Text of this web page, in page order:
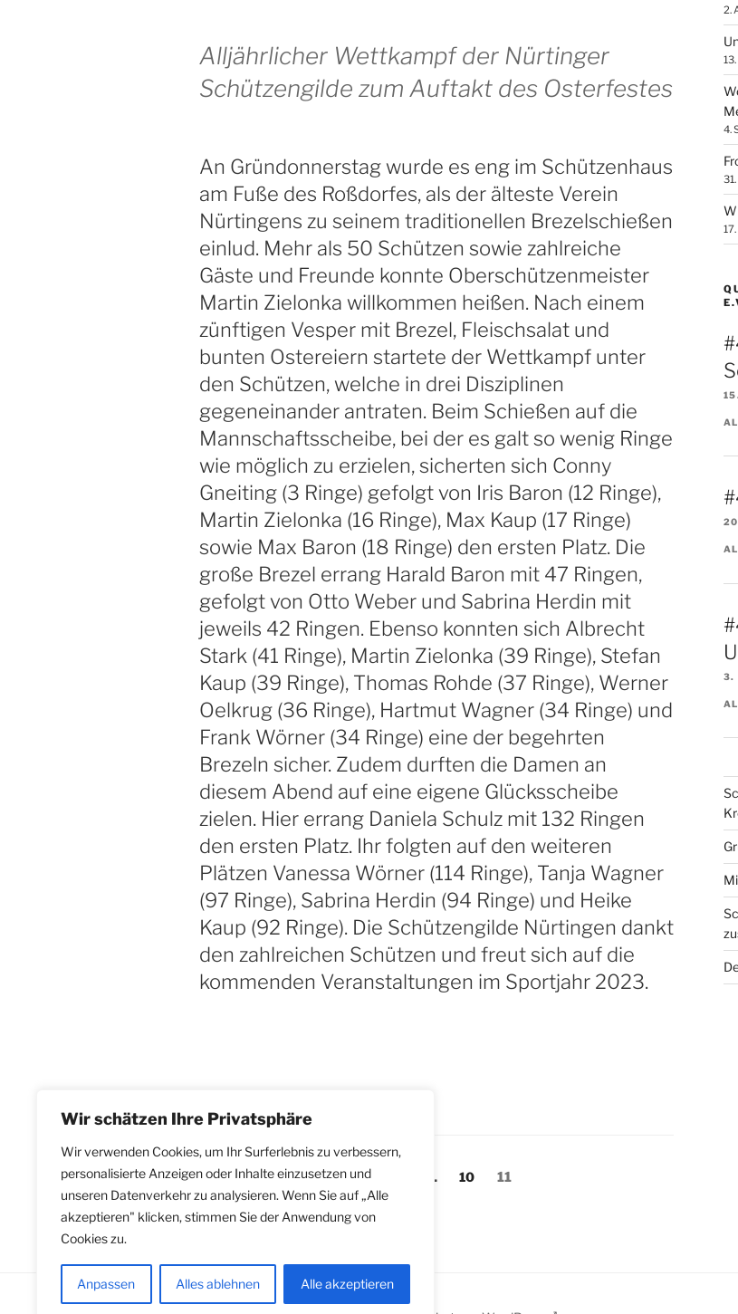
Wir schätzen Ihre Privatsphäre
Wir verwenden Cookies, um Ihr Surferlebnis zu verbessern,
personalisierte Anzeigen oder Inhalte einzusetzen und
unseren Datenverkehr zu analysieren. Wenn Sie auf „Alle
akzeptieren" klicken, stimmen Sie der Anwendung von
Cookies zu.
Anpassen Alles ablehnen Alle akzeptieren
Alljährlicher Wettkampf der Nürtinger
Schützengilde zum Auftakt des Osterfestes
An Gründonnerstag wurde es eng im Schützenhaus
am Fuße des Roßdorfes, als der älteste Verein
Nürtingens zu seinem traditionellen Brezelschießen
einlud. Mehr als 50 Schützen sowie zahlreiche
Gäste und Freunde konnte Oberschützenmeister
Martin Zielonka willkommen heißen. Nach einem
zünftigen Vesper mit Brezel, Fleischsalat und
bunten Ostereiern startete der Wettkampf unter
den Schützen, welche in drei Disziplinen
gegeneinander antraten. Beim Schießen auf die
Mannschaftsscheibe, bei der es galt so wenig Ringe
wie möglich zu erzielen, sicherten sich Conny
Gneiting (3 Ringe) gefolgt von Iris Baron (12 Ringe),
Martin Zielonka (16 Ringe), Max Kaup (17 Ringe)
sowie Max Baron (18 Ringe) den ersten Platz. Die
große Brezel errang Harald Baron mit 47 Ringen,
gefolgt von Otto Weber und Sabrina Herdin mit
jeweils 42 Ringen. Ebenso konnten sich Albrecht
Stark (41 Ringe), Martin Zielonka (39 Ringe), Stefan
Kaup (39 Ringe), Thomas Rohde (37 Ringe), Werner
Oelkrug (36 Ringe), Hartmut Wagner (34 Ringe) und
Frank Wörner (34 Ringe) eine der begehrten
Brezeln sicher. Zudem durften die Damen an
diesem Abend auf eine eigene Glücksscheibe
zielen. Hier errang Daniela Schulz mit 132 Ringen
den ersten Platz. Ihr folgten auf den weiteren
Plätzen Vanessa Wörner (114 Ringe), Tanja Wagner
(97 Ringe), Sabrina Herdin (94 Ringe) und Heike
Kaup (92 Ringe). Die Schützengilde Nürtingen dankt
den zahlreichen Schützen und freut sich auf die
kommenden Veranstaltungen im Sportjahr 2023.
Seitennummerierung
der
Vorherige
Seite
… Seite
10 Seite
11
2.
4.
3.